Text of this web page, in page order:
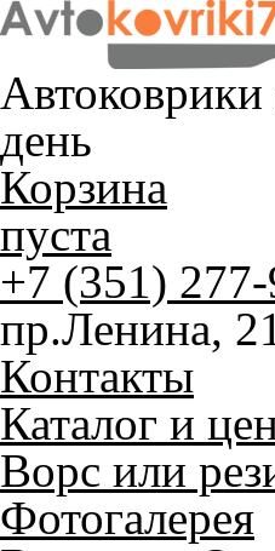
день
Корзина
пуста
+7 (351)
пр.Ленина,
Контакты
Каталог и
Ворс или
Фотогалерея